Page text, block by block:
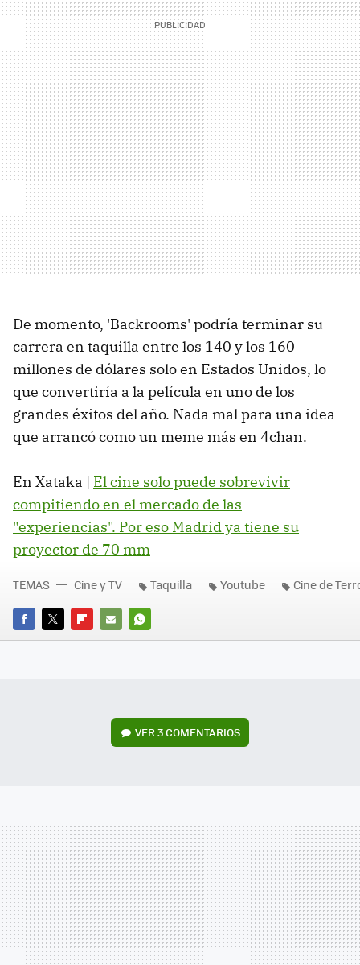
De momento, 'Backrooms' podría terminar su
carrera en taquilla entre los 140 y los 160
millones de dólares solo en Estados Unidos, lo
que convertiría a la película en uno de los
grandes éxitos del año. Nada mal para una idea
que arrancó como un meme más en 4chan.
En Xataka | El cine solo puede sobrevivir
compitiendo en el mercado de las
"experiencias". Por eso Madrid ya tiene su
proyector de 70 mm
FACEBOOK
TWITTERFLIPBOARD
E-
WHATSAPP
TEMAS Cine y TV Taquilla Youtube Cine de
VER3 COMENTARIOS